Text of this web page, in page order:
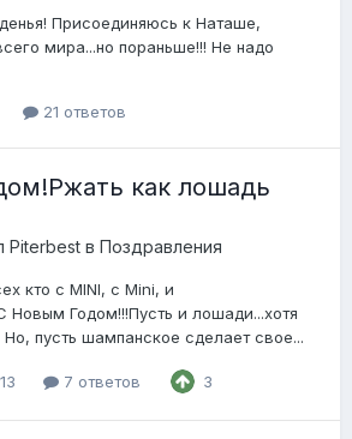
Присоединяюсь к Наташе,
мира...но пораньше!!! Не надо
21 ответов
как лошадь
Piterbest в Поздравления
кто с MINI, c Mini, и
Новым Годом!!!Пусть и лошади...хотя
Но, пусть шампанское сделает свое...
7 ответов 3